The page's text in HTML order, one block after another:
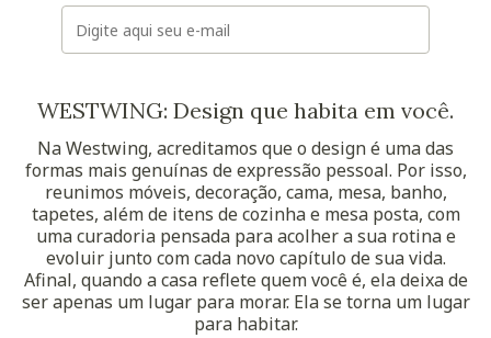
E-mail
WESTWING: Design que habita em você.
Na Westwing, acreditamos que o design é uma das
formas mais genuínas de expressão pessoal. Por isso,
reunimos móveis, decoração, cama, mesa, banho,
tapetes, além de itens de cozinha e mesa posta, com
uma curadoria pensada para acolher a sua rotina e
evoluir junto com cada novo capítulo de sua vida.
Afinal, quando a casa reflete quem você é, ela deixa de
ser apenas um lugar para morar. Ela se torna um lugar
para habitar.